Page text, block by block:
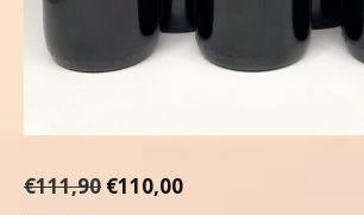
€111,90 Ursprünglicher
€110,00Aktueller